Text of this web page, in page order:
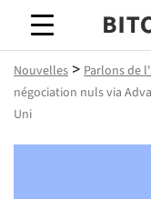
Nouvelles > Parlons de
négociation nuls via
Uni